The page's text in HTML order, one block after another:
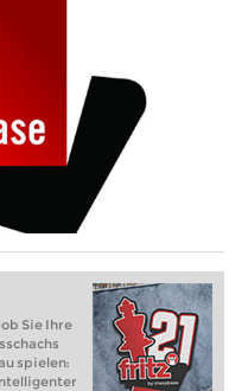
Sie Ihre
spielen: